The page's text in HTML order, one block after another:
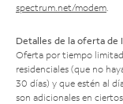
spectrum.net/modem
Detalles de la oferta de
Oferta por tiempo
residenciales (que no
30 días) y que estén al
son adicionales en